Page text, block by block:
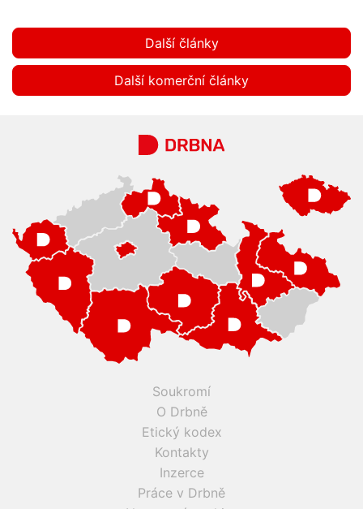
Další články
Další komerční články
Soukromí
O Drbně
Etický kodex
Kontakty
Inzerce
Práce v Drbně